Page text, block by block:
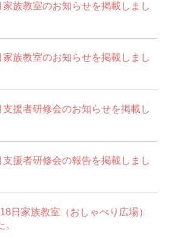
家族教室のお知らせを掲載しまし
家族教室のお知らせを掲載しまし
支援者研修会のお知らせを掲載し
支援者研修会の報告を掲載しまし
日家族教室（おしゃべり広場）